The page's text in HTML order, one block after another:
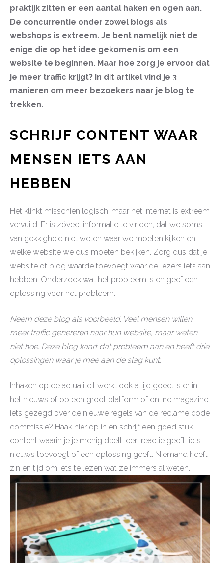
praktijk zitten er een aantal haken en ogen aan.
De concurrentie onder zowel blogs als
webshops is extreem. Je bent namelijk niet de
enige die op het idee gekomen is om een
website te beginnen. Maar hoe zorg je ervoor dat
je meer traffic krijgt? In dit artikel vind je 3
manieren om meer bezoekers naar je blog te
trekken.
SCHRIJF CONTENT WAAR
MENSEN IETS AAN
HEBBEN
Het klinkt misschien logisch, maar het internet is extreem
vervuild. Er is zóveel informatie te vinden, dat we soms
van gekkigheid niet weten waar we moeten kijken en
welke website we dus moeten bekijken. Zorg dus dat je
website of blog waarde toevoegt waar de lezers iets aan
hebben. Onderzoek wat het probleem is en geef een
oplossing voor het probleem.
Neem deze blog als voorbeeld. Veel mensen willen
meer traffic genereren naar hun website, maar weten
niet hoe. Deze blog kaart dat probleem aan en heeft drie
oplossingen waar je mee aan de slag kunt.
Inhaken op de actualiteit werkt ook altijd goed. Is er in
het nieuws of op een groot platform of online magazine
iets gezegd over de nieuwe regels van de reclame code
commissie? Haak hier op in en schrijf een goed stuk
content waarin je je menig deelt, een reactie geeft, iets
nieuws toevoegt of een oplossing geeft. Niemand heeft
zin en tijd om iets te lezen wat ze immers al weten.